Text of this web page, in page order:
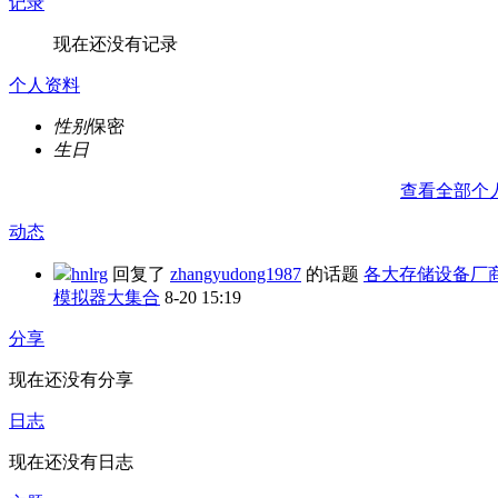
现在还没有记录
个人资料
性别保密
生日
查看全部个
动态
hnlrg 回复了 zhangyudong1987 的话题 各大存储设备厂
模拟器大集合 8-20 15:19
分享
现在还没有分享
日志
现在还没有日志